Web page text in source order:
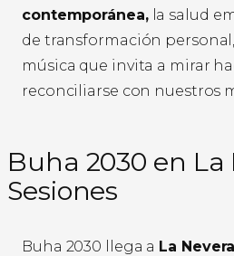
contemporánea,la salud
de transformación
música que invita a mirar
reconciliarse con nuestros
Buha 2030 en La
Sesiones
Buha 2030 llega a La